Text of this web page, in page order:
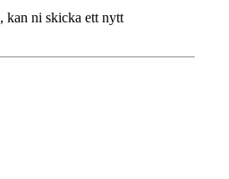
kan ni skicka ett nytt